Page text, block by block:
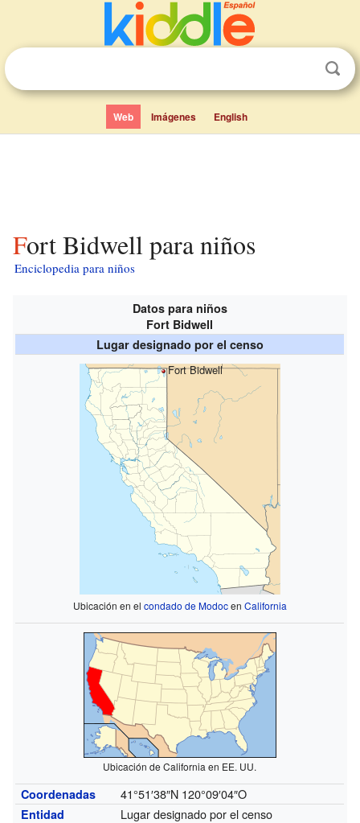
Web Imágenes English
Fort Bidwell para niños
Enciclopedia para niños
Datos para niños
Fort Bidwell
Lugar designado por el censo
Fort Bidwell
Ubicación en el condado de Modocen California
Ubicación de California en EE. UU.
Coordenadas 41°51′38″N 120°09′04″O
Entidad
Lugar designado por el censo